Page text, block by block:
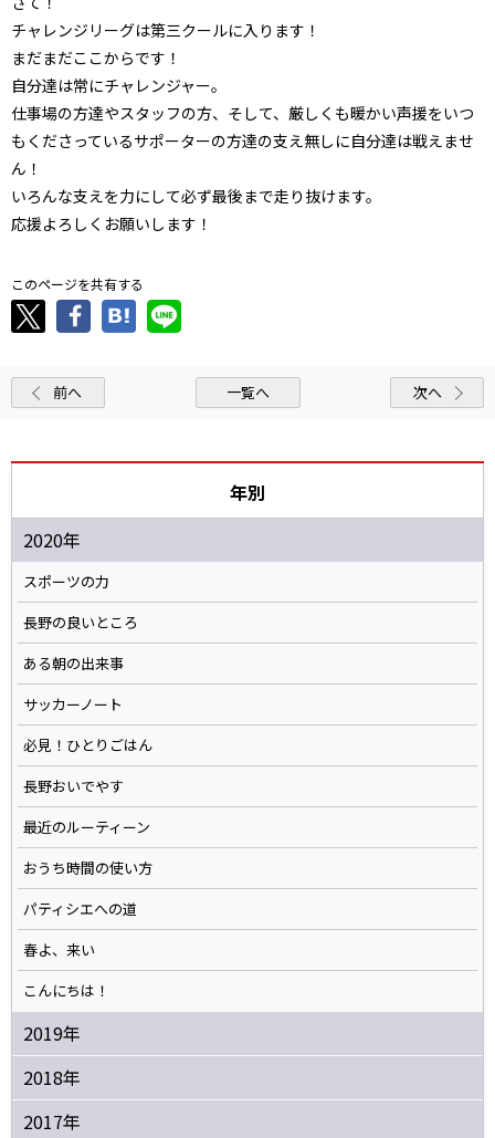
チャレンジリーグは第三クールに入ります！
まだまだここからです！
自分達は常にチャレンジャー。
仕事場の方達やスタッフの方、そして、厳しくも暖かい声援をいつ
もくださっているサポーターの方達の支え無しに自分達は戦えませ
ん！
いろんな支えを力にして必ず最後まで走り抜けます。
応援よろしくお願いします！
このページを共有する
前へ 一覧へ 次へ
年別
2020年
スポーツの力
長野の良いところ
ある朝の出来事
サッカーノート
必見！ひとりごはん
長野おいでやす
最近のルーティーン
おうち時間の使い方
パティシエへの道
春よ、来い
こんにちは！
2019年
2018年
2017年